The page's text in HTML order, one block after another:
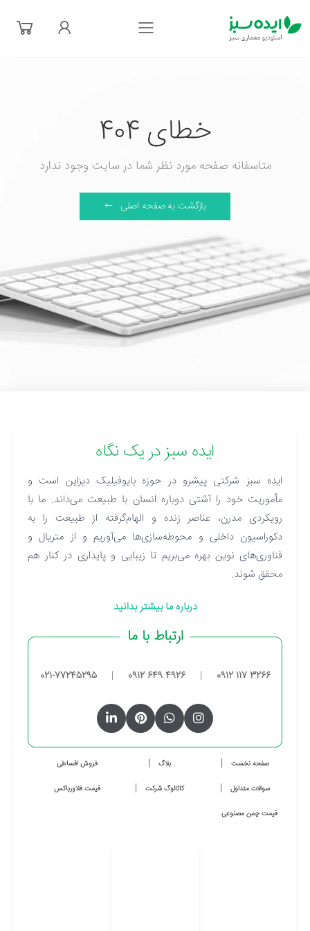
فهرست
خطای 404
متاسفانه صفحه مورد نظر شما در سایت وجود ندارد
بازگشت به صفحه اصلی
ایده سبز در یک نگاه
ایده سبز شرکتی پیشرو در حوزه بایوفیلیک دیزاین است و
مأموریت خود را آشتی دوباره انسان با طبیعت می‌داند. ما با
رویکردی مدرن، عناصر زنده و الهام‌گرفته از طبیعت را به
دکوراسیون داخلی و محوطه‌سازی‌ها می‌آوریم و از متریال و
فناوری‌های نوین بهره می‌بریم تا زیبایی و پایداری در کنار هم
محقق شوند.
درباره ما بیشتر بدانید
ارتباط با ما
0912 117 3266
|
0912 649 4926
|
021-77245295
صفحه نخست بلاگ فروش اقساطی
سوالات متداول کاتالوگ شرکت قیمت فلاورباکس
قیمت چمن مصنوعی